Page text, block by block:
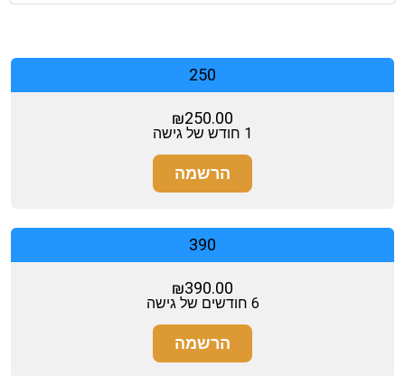
250
₪250.00
1 חודש של גישה
הרשמה
390
₪390.00
6 חודשים של גישה
הרשמה